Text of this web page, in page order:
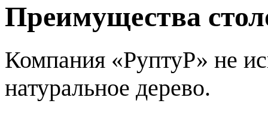
Преимущества
Компания «РуптуР» не
натуральное дерево.